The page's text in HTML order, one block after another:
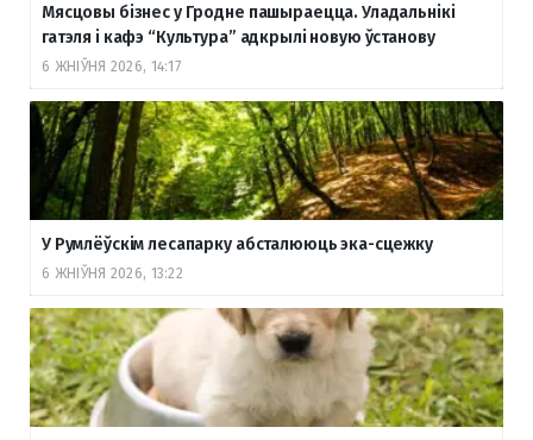
Мясцовы бізнес у Гродне пашыраецца. Уладальнікі
гатэля і кафэ “Культура” адкрылі новую ўстанову
6 ЖНІЎНЯ 2026, 14:17
У Румлёўскім лесапарку абсталююць эка-сцежку
6 ЖНІЎНЯ 2026, 13:22